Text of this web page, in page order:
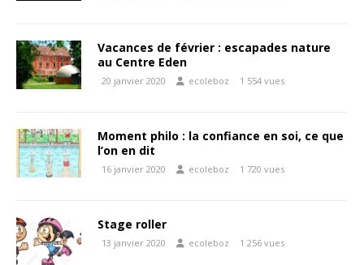
Vacances de février : escapades nature
au Centre Eden
20 janvier 2020 ecoleboz 1 554 vues
Moment philo : la confiance en soi, ce que
l’on en dit
16 janvier 2020 ecoleboz 1 720 vues
Stage roller
13 janvier 2020 ecoleboz 1 256 vues